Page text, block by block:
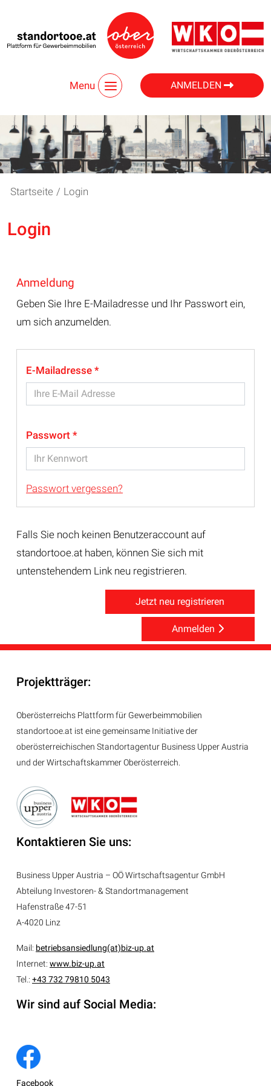
Menu ANMELDEN
Startseite / Login
Login
Anmeldung
Geben Sie Ihre E-Mailadresse und Ihr Passwort ein,
um sich anzumelden.
E-Mailadresse
Passwort
Passwort vergessen?
Falls Sie noch keinen Benutzeraccount auf
standortooe.at haben, können Sie sich mit
untenstehendem Link neu registrieren.
Jetzt neu registrieren
Anmelden
Projektträger:
Oberösterreichs Plattform für Gewerbeimmobilien
standortooe.at ist eine gemeinsame Initiative der
oberösterreichischen Standortagentur Business Upper Austria
und der Wirtschaftskammer Oberösterreich.
Kontaktieren Sie uns:
Business Upper Austria – OÖ Wirtschaftsagentur GmbH
Abteilung Investoren- & Standortmanagement
Hafenstraße 47-51
A-4020 Linz
Mail: betriebsansiedlung(at)biz-up.at
Internet: www.biz-up.at
Tel.: +43 732 79810 5043
Wir sind auf Social Media:
Facebook